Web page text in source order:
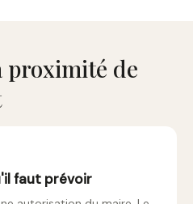
proximité de
faut prévoir